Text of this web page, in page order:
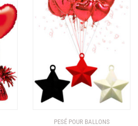
PESÉ POUR BALLONS